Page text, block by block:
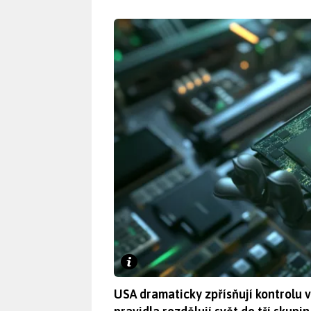
USA dramaticky zpřísňují kontrolu